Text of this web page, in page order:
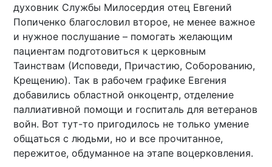
духовник Службы Милосердия отец Евгений
Попиченко благословил второе, не менее важное
и нужное послушание – помогать желающим
пациентам подготовиться к церковным
Таинствам (Исповеди, Причастию, Соборованию,
Крещению). Так в рабочем графике Евгения
добавились областной онкоцентр, отделение
паллиативной помощи и госпиталь для ветеранов
войн. Вот тут-то пригодилось не только умение
общаться с людьми, но и все прочитанное,
пережитое, обдуманное на этапе воцерковления.